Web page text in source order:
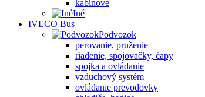
kabínové
Iné
IVECO Bus
Podvozok
perovanie, pruženie
riadenie, spojovačky, čapy
spojka a ovládanie
vzduchový systém
ovládanie prevodovky